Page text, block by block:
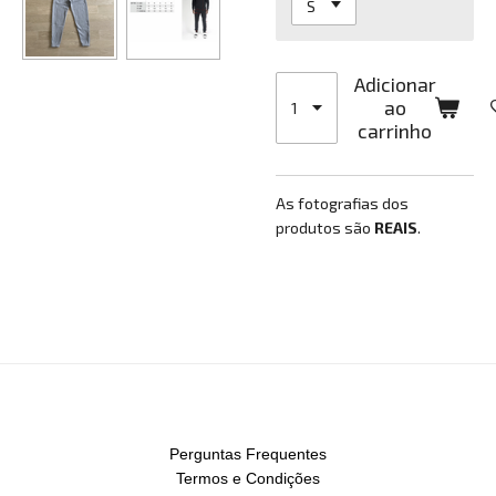
Adicionar
ao
carrinho
As fotografias dos
produtos são REAIS.
Perguntas Frequentes
Termos e Condições